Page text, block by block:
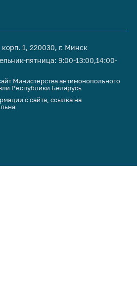
1, 220030, г. Минск
пятница: 9:00-13:00,14:00-
Министерства антимонопольного
Республики Беларусь
с сайта, ссылка на